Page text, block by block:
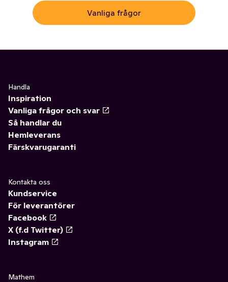
Vanliga frågor
Handla
Inspiration
Vanliga frågor och svar
Så handlar du
Hemleverans
Färskvarugaranti
Kontakta oss
Kundservice
För leverantörer
Facebook
X (f.d Twitter)
Instagram
Mathem